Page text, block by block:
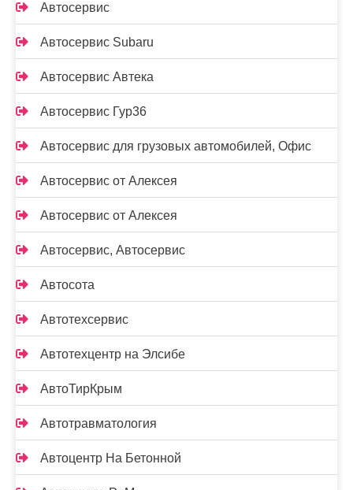
Автосервис
Автосервис Subaru
Автосервис Автека
Автосервис Гур36
Автосервис для грузовых автомобилей, Офис
Автосервис от Алексея
Автосервис от Алексея
Автосервис, Автосервис
Автосота
Автотехсервис
Автотехцентр на Элсибе
АвтоТирКрым
Автотравматология
Автоцентр На Бетонной